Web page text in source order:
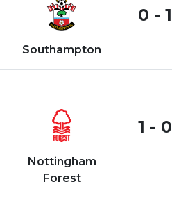
Southampton
0 - 1
Nottingham
Forest
1 - 0